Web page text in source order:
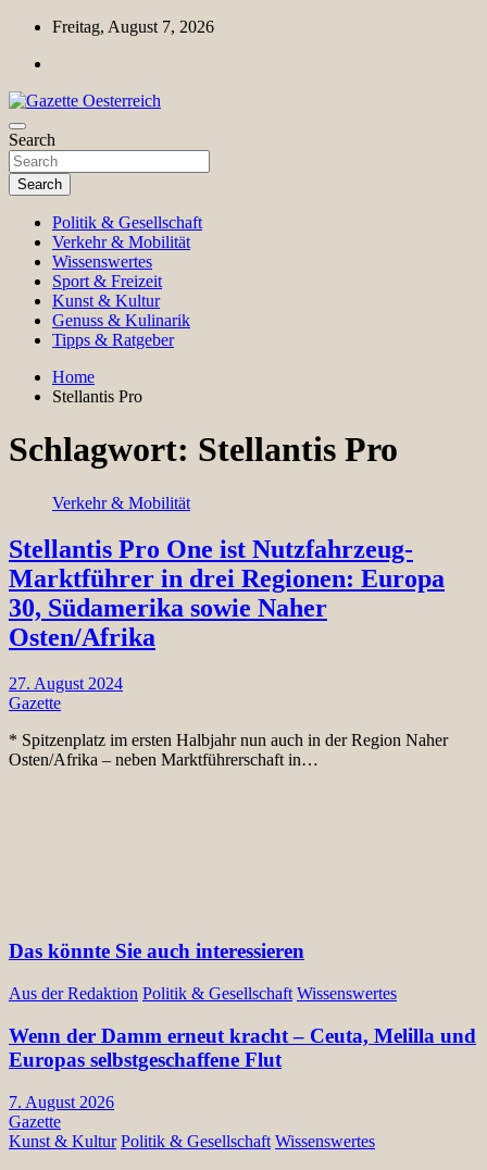
Skip
content
Freitag, August 7, 2026
Gazette Oesterreich
Magazin für Freizeit, Politik, Kultur & Wissenschaft
Search
Search
Politik & Gesellschaft
Verkehr & Mobilität
Wissenswertes
Sport & Freizeit
Kunst & Kultur
Genuss & Kulinarik
Tipps & Ratgeber
Home
Stellantis Pro
Schlagwort: Stellantis Pro
Verkehr & Mobilität
Stellantis Pro One ist Nutzfahrzeug-
Marktführer in drei Regionen: Europa
30, Südamerika sowie Naher
Osten/Afrika
27. August 2024
Gazette
* Spitzenplatz im ersten Halbjahr nun auch in der Region Naher
Osten/Afrika – neben Marktführerschaft in…
Das könnte Sie auch interessieren
Aus der Redaktion Politik & Gesellschaft Wissenswertes
Wenn der Damm erneut kracht – Ceuta, Melilla und
Europas selbstgeschaffene Flut
7. August 2026
Gazette
Kunst & Kultur Politik & Gesellschaft Wissenswertes